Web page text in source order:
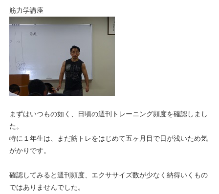
筋力学講座
まずはいつもの如く、日頃の週刊トレーニング頻度を確認しまし
た。
特に１年生は、まだ筋トレをはじめて五ヶ月目で日が浅いため気
がかりです。
確認してみると週刊頻度、エクササイズ数が少なく納得いくもの
ではありませんでした。